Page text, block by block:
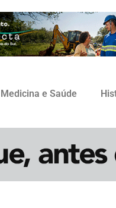
Medicina e Saúde